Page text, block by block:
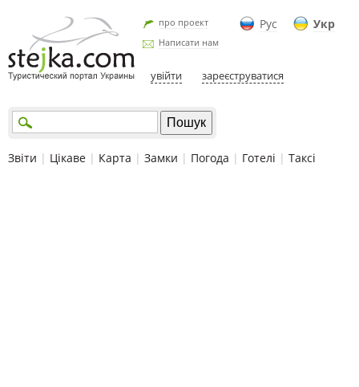
Рус Укр
про проект
Написати нам
увійти зареєструватися
Звіти | Цікаве | Карта | Замки | Погода | Готелі | Таксі